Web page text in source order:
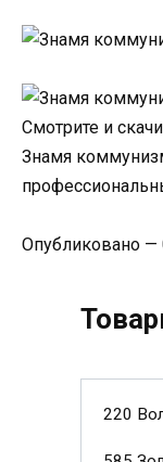
Смотрите и
Знамя
Опубликовано —
220